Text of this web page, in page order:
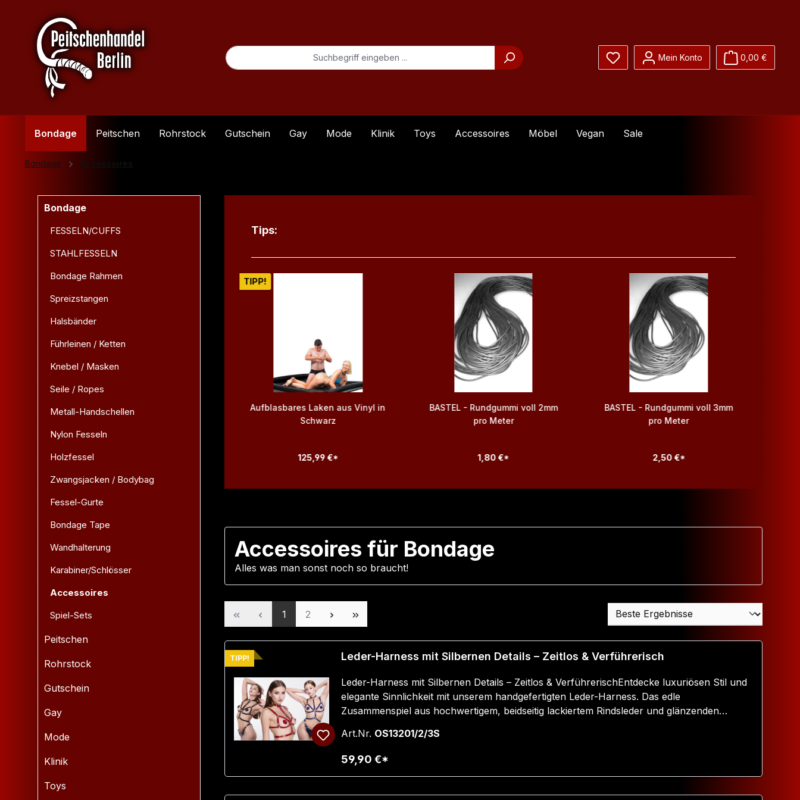
Hauptinhalt springen
Zur Suche springen
Zur Hauptnavigation springen
Du hast 0 Produkte auf dem Merkzettel
Mein Konto 0,00 €
Bondage Peitschen Rohrstock Gutschein Gay Mode Klinik Toys Accessoires Möbel Vegan Sale
Bondage Accessoires
Bondage
FESSELN/CUFFS
STAHLFESSELN
Bondage Rahmen
Spreizstangen
Halsbänder
Führleinen / Ketten
Knebel / Masken
Seile / Ropes
Metall-Handschellen
Nylon Fesseln
Holzfessel
Zwangsjacken / Bodybag
Fessel-Gurte
Bondage Tape
Wandhalterung
Karabiner/Schlösser
Accessoires
Spiel-Sets
Peitschen
Rohrstock
Gutschein
Gay
Mode
Klinik
Toys
Tips:
TIPP!
"EDDY" the BDSM-Teddy -
TIPP!
Aufblasbares Laken aus Vinyl in
Schwarz
125,99 €*
BASTEL - Rundgummi voll 2mm
pro Meter
1,80 €*
BASTEL - Rundgummi voll 3mm
pro Meter
2,50 €*
Accessoires für Bondage
Alles was man sonst noch so braucht!
Seite
1 Seite
2
TIPP! Leder-Harness mit Silbernen Details – Zeitlos & Verführerisch
Leder-Harness mit Silbernen Details – Zeitlos & VerführerischEntdecke luxuriösen Stil und
elegante Sinnlichkeit mit unserem handgefertigten Leder-Harness. Das edle
Zusammenspiel aus hochwertigem, beidseitig lackiertem Rindsleder und glänzenden
diejenigen, die außergewöhnliche Ästhetik mit einem Hauch von Erotik kombinieren
möchten.✨ Elegantes Design & Perfekte PassformUnser Harness besteht aus einem
klassischen Brust-Harness, einem verstellbaren Halsband und einem Taillengurt. Mit den
abstimmen und erhältst sowohl Komfort als auch Funktionalität.🔥 Produktdetails:✔
Art.Nr. OS13201/2/3S
59,90 €*